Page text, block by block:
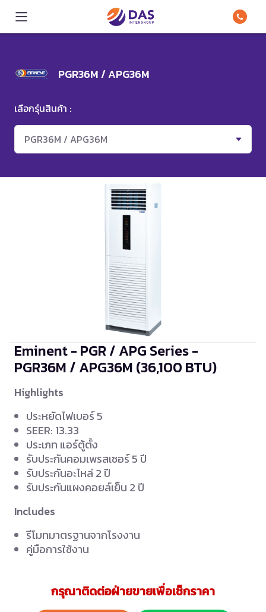
PGR36M / APG36M
เลือกรุ่นสินค้า :
PGR36M / APG36M
Eminent - PGR / APG Series -
PGR36M / APG36M (36,100 BTU)
Highlights
ประหยัดไฟเบอร์ 5
SEER: 13.33
ประเภท แอร์ตู้ตั้ง
รับประกันคอมเพรสเซอร์ 5 ปี
รับประกันอะไหล่ 2 ปี
รับประกันแผงคอยล์เย็น 2 ปี
Includes
รีโมทมาตรฐานจากโรงงาน
คู่มือการใช้งาน
กรุณาติดต่อฝ่ายขายเพื่อเช็กราคา